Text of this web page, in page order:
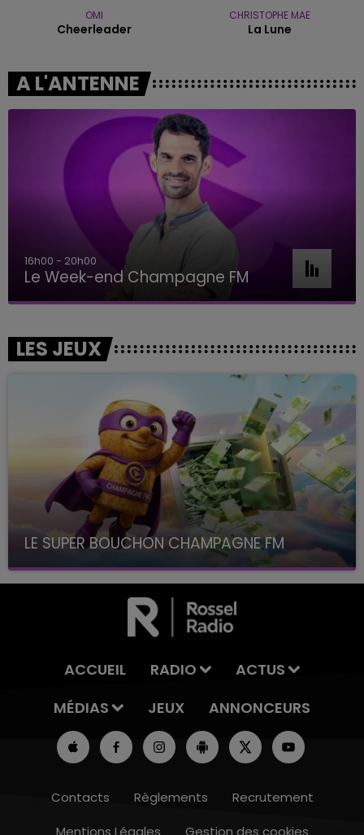
OMI
Cheerleader
CHRISTOPHE MAE
La Lune
A L'ANTENNE
16h00 - 20h00
Le Week-end Champagne FM
LES JEUX
LE SUPER BOUCHON CHAMPAGNE FM
avec La Famille Champagne FM, à 8H10
ACCUEIL RADIO
ACTUS
MÉDIAS
JEUX ANNONCEURS
Contacts Règlements
Recrutement
Mentions Légales
Gestion des cookies